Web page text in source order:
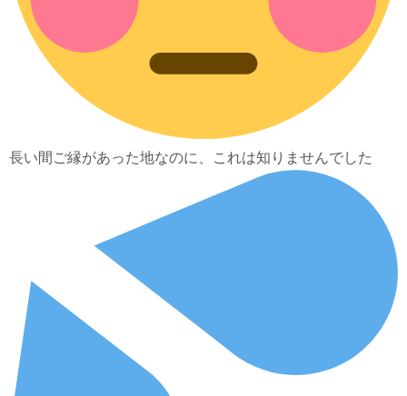
長い間ご縁があった地なのに、これは知りませんでした